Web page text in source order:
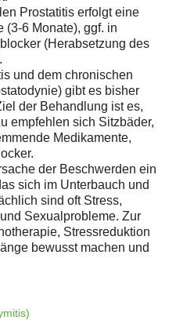
Prostatitis erfolgt eine
(3-6 Monate), ggf. in
(Herabsetzung des
und dem chronischen
gibt es bisher
der Behandlung ist es,
empfehlen sich Sitzbäder,
Medikamente,
der Beschwerden ein
sich im Unterbauch und
sind oft Stress,
Sexualprobleme. Zur
Stressreduktion
bewusst machen und